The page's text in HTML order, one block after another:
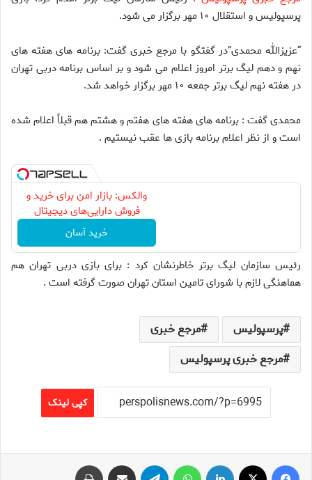
پرسپولیس و استقلال ۱۰ مهر برگزار می شود.
“عزیزالله محمدی”در گفتگو با مرجع خبری گفت: برنامه های هفته های
نهم و دهم لیگ برتر امروز اعلام می شود و بر اساس برنامه دربی تهران
در هفته نهم لیگ برتر جمعه ۱۰ مهر برگزار خواهد شد.
محمدی گفت : برنامه های هفته های هفتم و هشتم هم قبلاً اعلام شده
است و از نظر اعلام برنامه بازی ها عقب نیستیم .
والکس: بازار امن برای خرید و
فروش دارایی‌های دیجیتال
خرید آسان
رئیس سازمان لیگ برتر خاطرنشان كرد : برای بازی دربی تهران هم
هماهنگی لازم با شورای تامین استان تهران صورت گرفته است .
پرسپولیس
مرجع خبری
مرجع خبری پرسپولیس
کپی لینک
فیس بوک لینکدین تلگرام اشتراک گذاری از طریق ایمیل